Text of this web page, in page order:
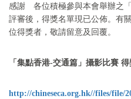
感謝 各位積極參與本會舉辦之
評審後， 得獎名單現已公佈。 有
位得獎者，敬請留意及回覆。
「集點香港-交通篇 」攝影比賽 得
http://chineseca.org.hk//files/file/